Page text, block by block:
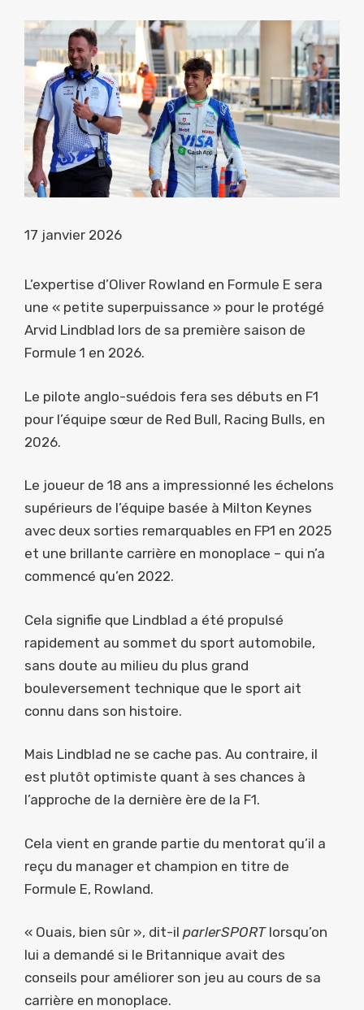
17 janvier 2026
L’expertise d’Oliver Rowland en Formule E sera
une « petite superpuissance » pour le protégé
Arvid Lindblad lors de sa première saison de
Formule 1 en 2026.
Le pilote anglo-suédois fera ses débuts en F1
pour l’équipe sœur de Red Bull, Racing Bulls, en
2026.
Le joueur de 18 ans a impressionné les échelons
supérieurs de l’équipe basée à Milton Keynes
avec deux sorties remarquables en FP1 en 2025
et une brillante carrière en monoplace – qui n’a
commencé qu’en 2022.
Cela signifie que Lindblad a été propulsé
rapidement au sommet du sport automobile,
sans doute au milieu du plus grand
bouleversement technique que le sport ait
connu dans son histoire.
Mais Lindblad ne se cache pas. Au contraire, il
est plutôt optimiste quant à ses chances à
l’approche de la dernière ère de la F1.
Cela vient en grande partie du mentorat qu’il a
reçu du manager et champion en titre de
Formule E, Rowland.
« Ouais, bien sûr », dit-il parlerSPORTlorsqu’on
lui a demandé si le Britannique avait des
conseils pour améliorer son jeu au cours de sa
carrière en monoplace.